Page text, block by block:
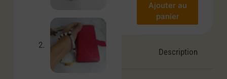
Ajouter au
panier
Description